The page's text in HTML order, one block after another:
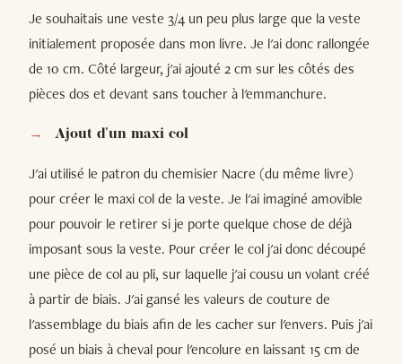
Je souhaitais une veste 3/4 un peu plus large que la veste
initialement proposée dans mon livre. Je l'ai donc rallongée
de 10 cm. Côté largeur, j'ai ajouté 2 cm sur les côtés des
pièces dos et devant sans toucher à l'emmanchure.
Ajout d'un maxi col
J'ai utilisé le patron du chemisier Nacre (du même livre)
pour créer le maxi col de la veste. Je l'ai imaginé amovible
pour pouvoir le retirer si je porte quelque chose de déjà
imposant sous la veste. Pour créer le col j'ai donc découpé
une pièce de col au pli, sur laquelle j'ai cousu un volant créé
à partir de biais. J'ai gansé les valeurs de couture de
l'assemblage du biais afin de les cacher sur l'envers. Puis j'ai
posé un biais à cheval pour l'encolure en laissant 15 cm de